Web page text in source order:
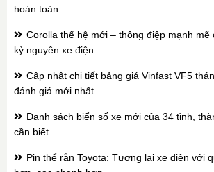
hoàn toàn
Corolla thế hệ mới – thông điệp mạnh mẽ
kỷ nguyên xe điện
Cập nhật chi tiết bảng giá Vinfast VF5
đánh giá mới nhất
Danh sách biển số xe mới của 34 tỉnh,
cần biết
Pin thể rắn Toyota: Tương lai xe điện với